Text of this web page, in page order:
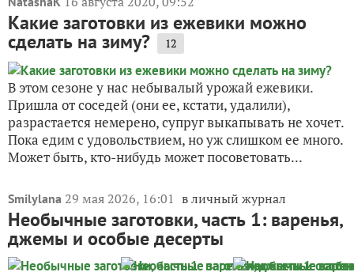
Какие заготовки из ежевики можно
сделать на зиму? 12
В этом сезоне у нас небывалый урожай ежевики.
Пришла от соседей (они ее, кстати, удалили),
разрастается немерено, супруг выкапывать не хочет.
Пока едим с удовольствием, но уж слишком ее много.
Может быть, кто-нибудь может посоветовать...
Smilylana 29 мая 2026, 16:01 в личный журнал
Необычные заготовки, часть 1: варенья,
джемы и особые десерты